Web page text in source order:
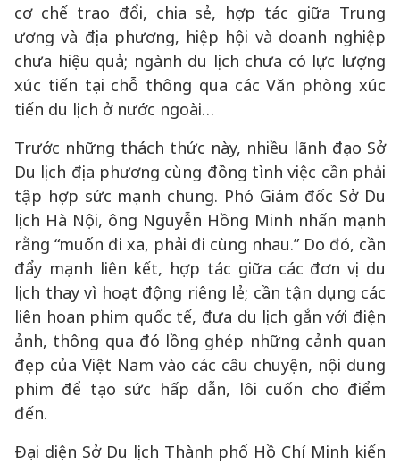
cơ chế trao đổi, chia sẻ, hợp tác giữa Trung
ương và địa phương, hiệp hội và doanh nghiệp
chưa hiệu quả; ngành du lịch chưa có lực lượng
xúc tiến tại chỗ thông qua các Văn phòng xúc
tiến du lịch ở nước ngoài…
Trước những thách thức này, nhiều lãnh đạo Sở
Du lịch địa phương cùng đồng tình việc cần phải
tập hợp sức mạnh chung. Phó Giám đốc Sở Du
lịch Hà Nội, ông Nguyễn Hồng Minh nhấn mạnh
rằng “muốn đi xa, phải đi cùng nhau.” Do đó, cần
đẩy mạnh liên kết, hợp tác giữa các đơn vị du
lịch thay vì hoạt động riêng lẻ; cần tận dụng các
liên hoan phim quốc tế, đưa du lịch gắn với điện
ảnh, thông qua đó lồng ghép những cảnh quan
đẹp của Việt Nam vào các câu chuyện, nội dung
phim để tạo sức hấp dẫn, lôi cuốn cho điểm
đến.
Đại diện Sở Du lịch Thành phố Hồ Chí Minh kiến